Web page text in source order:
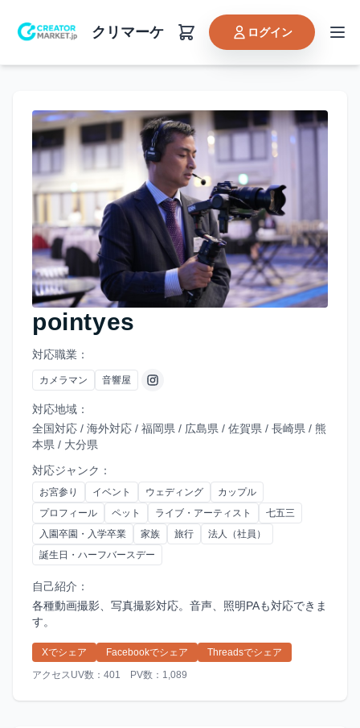
クリマーケ ログイン
pointyes
対応職業：
カメラマン 音響屋
対応地域：
全国対応 / 海外対応 / 福岡県 / 広島県 / 佐賀県 / 長崎県 / 熊
本県 / 大分県
対応ジャンク：
お宮参り イベント ウェディング
カップル
プロフィール
ペット ライブ・アーティスト
七五三
入園卒園・入学卒業
家族 旅行
法人（社員）
誕生日・ハーフバースデー
自己紹介：
各種動画撮影、写真撮影対応。音声、照明PAも対応できま
す。
Xでシェア Facebookでシェア
Threadsでシェア
アクセスUV数：401 PV数：1,089